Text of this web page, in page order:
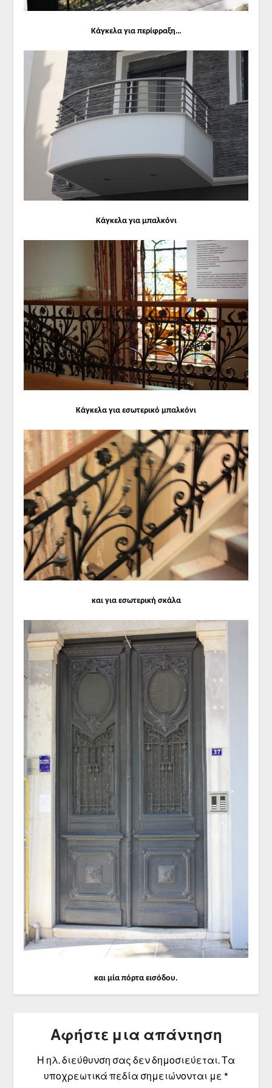
Κάγκελα για περίφραξη…
Κάγκελα για μπαλκόνι
Κάγκελα για εσωτερικό μπαλκόνι
και για εσωτερική σκάλα
και μία πόρτα εισόδου.
Αφήστε μια απάντηση
Η ηλ. διεύθυνση σας δεν δημοσιεύεται.Τα
υποχρεωτικά πεδία σημειώνονται με *